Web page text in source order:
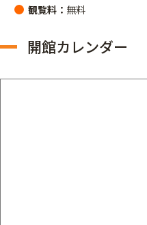
観覧料： 無料
開館カレンダー